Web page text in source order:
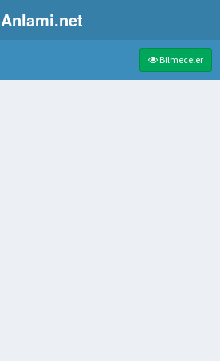
Anlami.net
Bilmeceler